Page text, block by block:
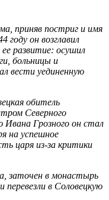
приняв постриг и имя
году он возглавил
развитие: осушил
больницы и
вести уединенную
обитель
Северного
Ивана Грозного он стал
на успешное
царя из-за критики
заточен в монастырь
перевезли в Соловецкую